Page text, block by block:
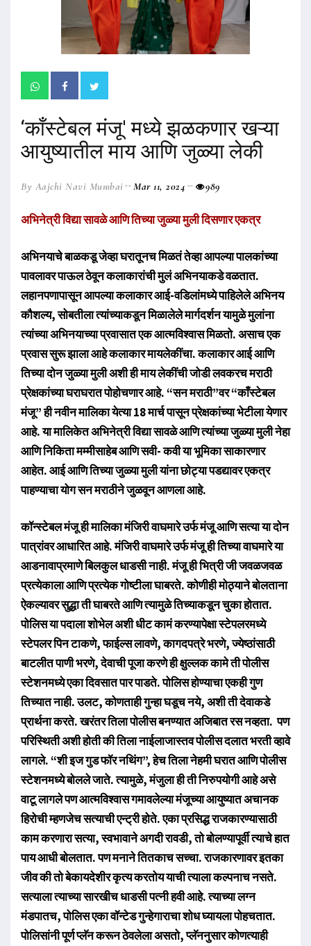
‘काँस्टेबल मंजू' मध्ये झळकणार खऱ्या
आयुष्यातील माय आणि जुळ्या लेकी
By Aajchi Navi Mumbai Mar 11, 2024 989
अभिनेत्री विद्या सावळे आणि तिच्या जुळ्या मुली दिसणार एकत्र
अभिनयाचे बाळकडू जेव्हा घरातूनच मिळतं तेव्हा आपल्या पालकांच्या
पावलावर पाऊल ठेवून कलाकारांची मुलं अभिनयाकडे वळतात.
लहानपणापासून आपल्या कलाकार आई-वडिलांमध्ये पाहिलेले अभिनय
कौशल्य, सोबतीला त्यांच्याकडून मिळालेले मार्गदर्शन यामुळे मुलांना
त्यांच्या अभिनयाच्या प्रवासात एक आत्मविश्वास मिळतो. असाच एक
प्रवास सुरू झाला आहे कलाकार मायलेकींचा. कलाकार आई आणि
तिच्या दोन जुळ्या मुली अशी ही माय लेकींची जोडी लवकरच मराठी
प्रेक्षकांच्या घराघरात पोहोचणार आहे. “सन मराठी”वर “काँस्टेबल
मंजू” ही नवीन मालिका येत्या 18 मार्च पासून प्रेक्षकांच्या भेटीला येणार
आहे. या मालिकेत अभिनेत्री विद्या सावळे आणि त्यांच्या जुळ्या मुली नेहा
आणि निकिता मम्मीसाहेब आणि सवी- कवी या भूमिका साकारणार
आहेत. आई आणि तिच्या जुळ्या मुली यांना छोट्या पडद्यावर एकत्र
पाहण्याचा योग सन मराठीने जुळवून आणला आहे.
कॉन्स्टेबल मंजू ही मालिका मंजिरी वाघमारे उर्फ मंजू आणि सत्या या दोन
पात्रांवर आधारित आहे. मंजिरी वाघमारे उर्फ मंजू ही तिच्या वाघमारे या
आडनावाप्रमाणे बिलकुल धाडसी नाही. मंजू ही भित्री जी जवळजवळ
प्रत्येकाला आणि प्रत्येक गोष्टीला घाबरते. कोणीही मोठ्याने बोलताना
ऐकल्यावर सुद्धा ती घाबरते आणि त्यामुळे तिच्याकडून चुका होतात.
पोलिस या पदाला शोभेल अशी धीट कामं करण्यापेक्षा स्टेपलरमध्ये
स्टेपलर पिन टाकणे, फाईल्स लावणे, कागदपत्रे भरणे, ज्येष्ठांसाठी
बाटलीत पाणी भरणे, देवाची पूजा करणे ही क्षुल्लक कामे ती पोलीस
स्टेशनमध्ये एका दिवसात पार पाडते. पोलिस होण्याचा एकही गुण
तिच्यात नाही. उलट, कोणताही गुन्हा घडूच नये, अशी ती देवाकडे
प्रार्थना करते. खरंतर तिला पोलीस बनण्यात अजिबात रस नव्हता. पण
परिस्थिती अशी होती की तिला नाईलाजास्तव पोलीस दलात भरती व्हावे
लागले. “शी इज गुड फॉर नथिंग”, हेच तिला नेहमी घरात आणि पोलीस
स्टेशनमध्ये बोलले जाते. त्यामुळे, मंजुला ही ती निरुपयोगी आहे असे
वाटू लागले पण आत्मविश्वास गमावलेल्या मंजूच्या आयुष्यात अचानक
हिरोची म्हणजेच सत्याची एन्ट्री होते. एका प्रसिद्ध राजकारण्यासाठी
काम करणारा सत्या, स्वभावाने अगदी रावडी, तो बोलण्यापूर्वी त्याचे हात
पाय आधी बोलतात. पण मनाने तितकाच सच्चा. राजकारणावर इतका
जीव की तो बेकायदेशीर कृत्य करतोय याची त्याला कल्पनाच नसते.
सत्याला त्याच्या सारखीच धाडसी पत्नी हवी आहे. त्याच्या लग्न
मंडपातच, पोलिस एका वॉन्टेड गुन्हेगाराचा शोध घ्यायला पोहचतात.
पोलिसांनी पूर्ण प्लॅन करून ठेवलेला असतो, प्लॅननुसार कोणत्याही